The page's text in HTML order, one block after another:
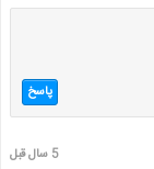
پاسخ
5 سال قبل